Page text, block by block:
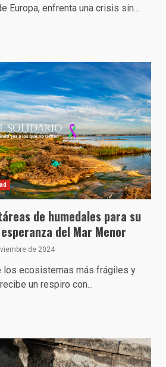
Europa, enfrenta una crisis sin...
de humedales para su
del Mar Menor
de 2024
los ecosistemas más frágiles y
un respiro con...